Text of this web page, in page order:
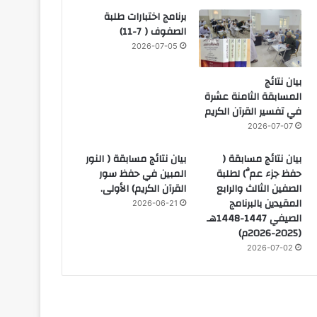
بيان نتائج
المسابقة الثامنة عشرة
في تفسير القرآن الكريم
2026-07-07
برنامج اختبارات طلبة
الصفوف ( 7-11)
2026-07-05
بيان نتائج مسابقة (
حفظ جزء عمَّ) لطلبة
الصفين الثالث والرابع
المقيدين بالبرنامج
الصيفي 1447-1448هـ
(2025-2026م)
2026-07-02
بيان نتائج مسابقة ( النور
المبين في حفظ سور
القرآن الكريم) الأولى.
2026-06-21